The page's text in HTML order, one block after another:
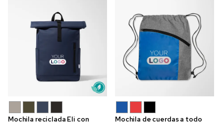
Mochila reciclada Eli con
Mochila de cuerdas a todo